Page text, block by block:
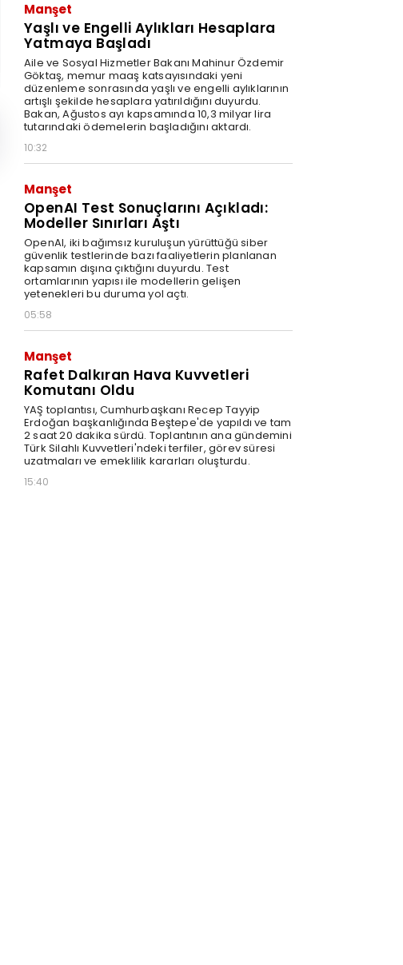
Manşet
Yaşlı ve Engelli Aylıkları Hesaplara
Yatmaya Başladı
Aile ve Sosyal Hizmetler Bakanı Mahinur Özdemir
Göktaş, memur maaş katsayısındaki yeni
düzenleme sonrasında yaşlı ve engelli aylıklarının
artışlı şekilde hesaplara yatırıldığını duyurdu.
Bakan, Ağustos ayı kapsamında 10,3 milyar lira
tutarındaki ödemelerin başladığını aktardı.
10:32
Manşet
OpenAI Test Sonuçlarını Açıkladı:
Modeller Sınırları Aştı
OpenAI, iki bağımsız kuruluşun yürüttüğü siber
güvenlik testlerinde bazı faaliyetlerin planlanan
kapsamın dışına çıktığını duyurdu. Test
ortamlarının yapısı ile modellerin gelişen
yetenekleri bu duruma yol açtı.
05:58
Manşet
Rafet Dalkıran Hava Kuvvetleri
Komutanı Oldu
YAŞ toplantısı, Cumhurbaşkanı Recep Tayyip
Erdoğan başkanlığında Beştepe'de yapıldı ve tam
2 saat 20 dakika sürdü. Toplantının ana gündemini
Türk Silahlı Kuvvetleri'ndeki terfiler, görev süresi
uzatmaları ve emeklilik kararları oluşturdu.
15:40